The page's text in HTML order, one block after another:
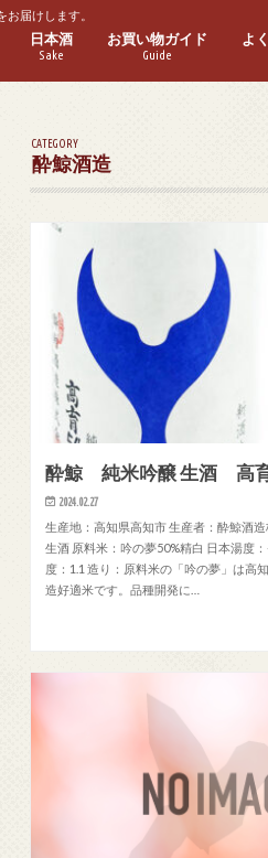
届けします。
日本酒
Sake
お買い物ガイド
Guide
よ
CATEGORY
酔鯨酒造
酔鯨 純米吟醸 生酒 高
2024.02.27
生産地：高知県高知市 生産者：酔鯨酒
生酒 原料米：吟の夢50%精白 日本湯度
度：1.1 造り：原料米の「吟の夢」は高
造好適米です。品種開発に…